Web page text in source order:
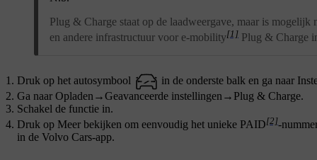
Plug & Charge staat op de laadweergave, maar is
en andere infrastructuur voor e-mobility[1] Plug & Charge
Druk op het autosymbool in de onderste balk en ga naar
Ga naar Opladen →Geavanceerde instellingen → Plug & Charge.
Schakel de functie in.
Druk op Meer bekijken om eenvoudig het unieke PAID[2]-
in de Volvo Cars-app.